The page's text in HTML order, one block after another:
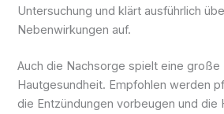
Untersuchung und klärt ausführlich
Nebenwirkungen auf.
Auch die Nachsorge spielt eine große
Hautgesundheit. Empfohlen werden
die Entzündungen vorbeugen und die